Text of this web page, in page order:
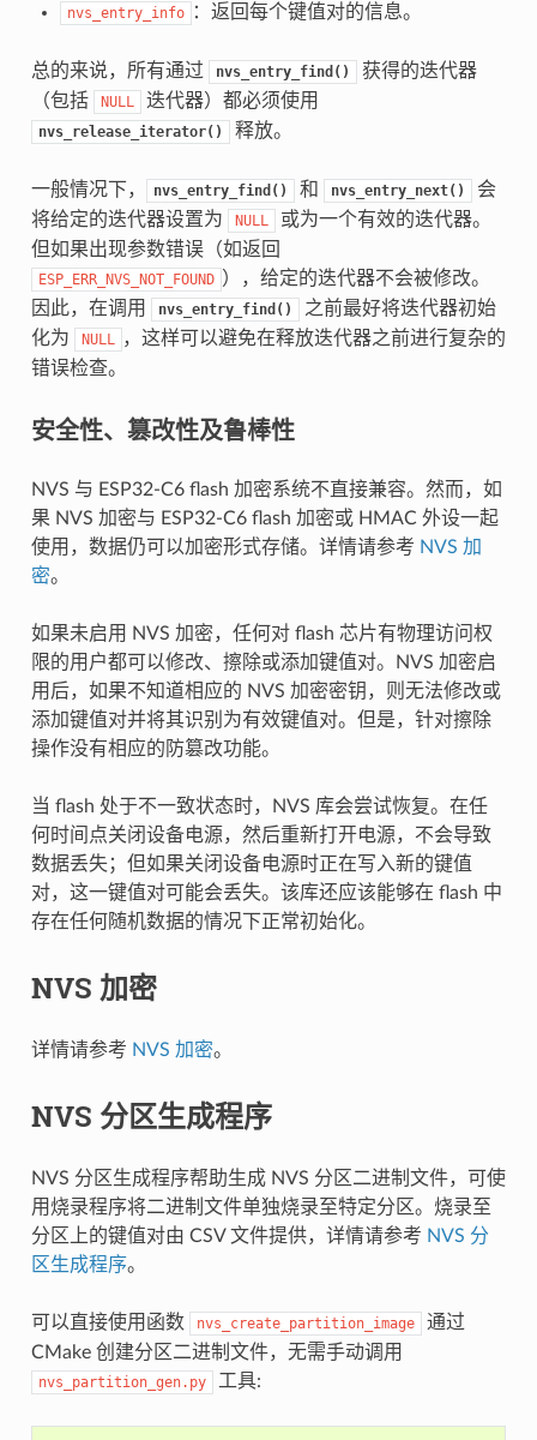
nvs_entry_info ：返回每个键值对的信息。
总的来说，所有通过 nvs_entry_find()
获得的迭代器
（包括
NULL 迭代器）都必须使用
nvs_release_iterator() 释放。
一般情况下， nvs_entry_find() 和 nvs_entry_next()
会
将给定的迭代器设置为
NULL
或为一个有效的迭代器。
但如果出现参数错误（如返回
ESP_ERR_NVS_NOT_FOUND ），给定的迭代器不会被修改。
因此，在调用
nvs_entry_find()
之前最好将迭代器初始
化为
NULL ，这样可以避免在释放迭代器之前进行复杂的
错误检查。
安全性、篡改性及鲁棒性
NVS 与 ESP32-C6 flash 加密系统不直接兼容。然而，如
果 NVS 加密与 ESP32-C6 flash 加密或 HMAC 外设一起
使用，数据仍可以加密形式存储。详情请参考 NVS 加
密。
如果未启用 NVS 加密，任何对 flash 芯片有物理访问权
限的用户都可以修改、擦除或添加键值对。NVS 加密启
用后，如果不知道相应的 NVS 加密密钥，则无法修改或
添加键值对并将其识别为有效键值对。但是，针对擦除
操作没有相应的防篡改功能。
当 flash 处于不一致状态时，NVS 库会尝试恢复。在任
何时间点关闭设备电源，然后重新打开电源，不会导致
数据丢失；但如果关闭设备电源时正在写入新的键值
对，这一键值对可能会丢失。该库还应该能够在 flash 中
存在任何随机数据的情况下正常初始化。
NVS 加密
详情请参考 NVS 加密。
NVS 分区生成程序
NVS 分区生成程序帮助生成 NVS 分区二进制文件，可使
用烧录程序将二进制文件单独烧录至特定分区。烧录至
分区上的键值对由 CSV 文件提供，详情请参考 NVS 分
区生成程序。
可以直接使用函数 nvs_create_partition_image
通过
CMake 创建分区二进制文件，无需手动调用
nvs_partition_gen.py 工具: